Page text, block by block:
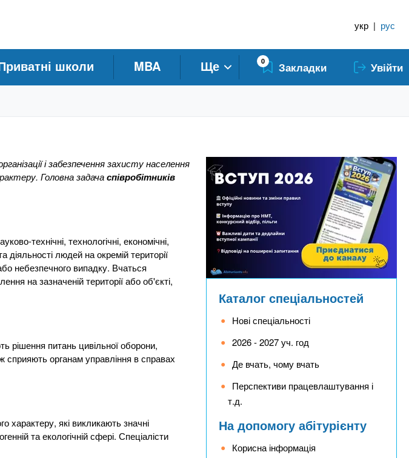
укр | рус
школи MBA Ще 0 Закладки Увійти
і забезпечення захисту населення
Головна задачаспівробітників
технічні, технологічні, економічні,
людей на окремій території
небезпечного випадку. Вчаться
на зазначеній території або об'єкті,
рішення питань цивільної оборони,
сприяють органам управ­ління в справах
характеру, які викликають значні
та екологічній сфері. Спеціалісти
Каталог спеціальностей
Нові спеціальності
2026 - 2027 уч. год
Де вчать, чому вчать
Перспективи працевлаштування і
т.д.
На допомогу абітурієнту
Корисна інформація